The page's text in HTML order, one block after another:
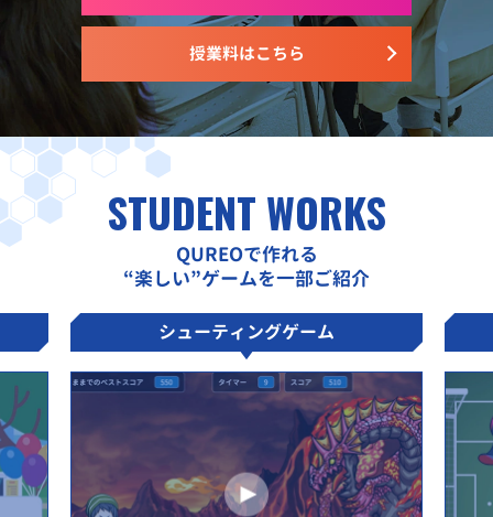
授業料はこちら
STUDENT WORKS
QUREOで作れる
“楽しい”ゲームを一部ご紹介
シューティングゲーム